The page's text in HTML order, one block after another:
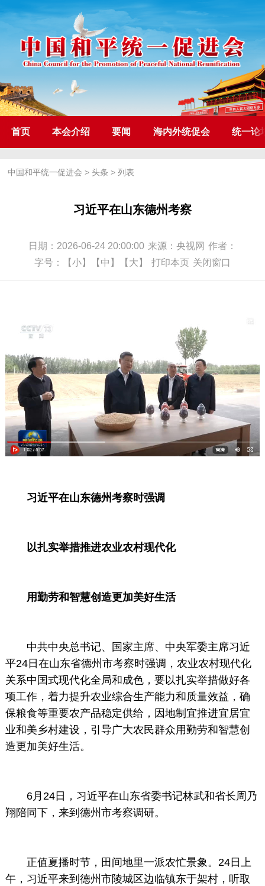
首页 本会介绍 要闻 海内外统促会 统一论
中国和平统一促进会 > 头条 > 列表
习近平在山东德州考察
日期：2026-06-24 20:00:00 来源：央视网 作者：
字号：
【小】 【中】 【大】 打印本页 关闭窗口
习近平在山东德州考察时强调
以扎实举措推进农业农村现代化
用勤劳和智慧创造更加美好生活
中共中央总书记、国家主席、中央军委主席习近
平24日在山东省德州市考察时强调，农业农村现代化
关系中国式现代化全局和成色，要以扎实举措做好各
项工作，着力提升农业综合生产能力和质量效益，确
保粮食等重要农产品稳定供给，因地制宜推进宜居宜
业和美乡村建设，引导广大农民群众用勤劳和智慧创
造更加美好生活。
6月24日，习近平在山东省委书记林武和省长周乃
翔陪同下，来到德州市考察调研。
正值夏播时节，田间地里一派农忙景象。24日上
午，习近平来到德州市陵城区边临镇东于架村，听取